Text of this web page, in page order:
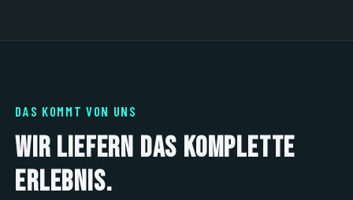
DAS KOMMT VON UNS
Wir liefern das komplette
Erlebnis.